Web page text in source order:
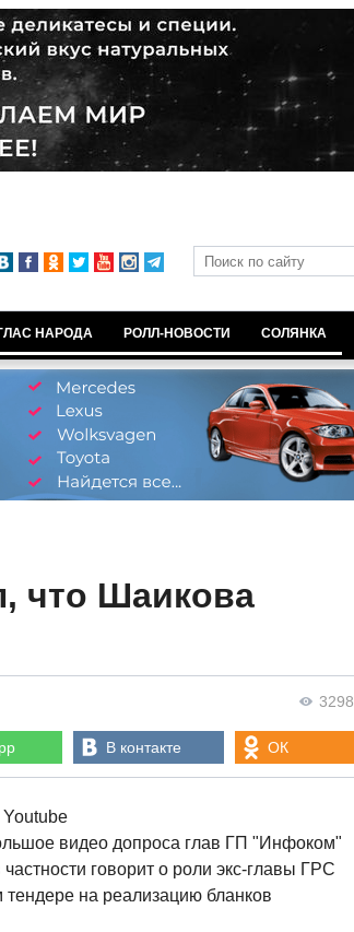
НАРОДА РОЛЛ-НОВОСТИ СОЛЯНКА
что Шаикова
3298
В контакте ОК
видео допроса глав ГП "Инфоком"
говорит о роли экс-главы ГРС
на реализацию бланков